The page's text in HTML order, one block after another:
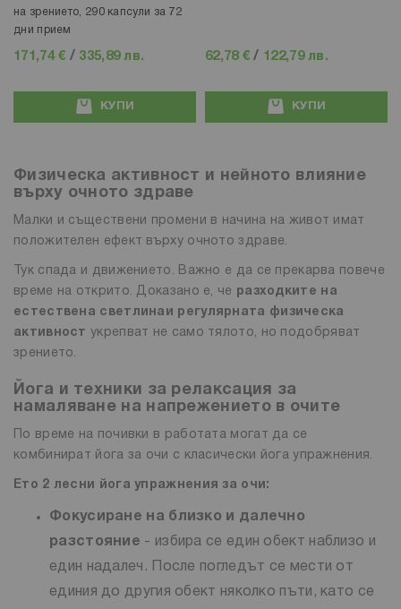
на зрението, 290 капсули за 72
дни прием
171,74 € / 335,89 лв.
КУПИ
62,78 € / 122,79 лв.
КУПИ
Физическа активност и нейното влияние
върху очното здраве
Малки и съществени промени в начина на живот имат
положителен ефект върху очното здраве.
Тук спада и движението. Важно е да се прекарва повече
време на открито. Доказано е, че разходките на
естествена светлина и регулярната физическа
активност укрепват не само тялото, но подобряват
зрението.
Йога и техники за релаксация за
намаляване на напрежението в очите
По време на почивки в работата могат да се
комбинират йога за очи с класически йога упражнения.
Ето 2 лесни йога упражнения за очи:
Фокусиране на близко и далечно
разстояние - избира се един обект наблизо и
един надалеч. После погледът се мести от
единия до другия обект няколко пъти, като се